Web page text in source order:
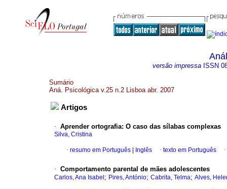
versão impressa ISSN
Sumário
Aná. Psicológica v.25 n.2 Lisboa abr. 2007
Artigos
· Aprender ortografia: O caso das sílabas complexas
Silva, Cristina
· resumo em Português Inglês · texto em Português ·
· Comportamento parental de mães adolescentes
Carlos, Ana Isabel ; Pires, António; Cabrita, Telma; Alves,